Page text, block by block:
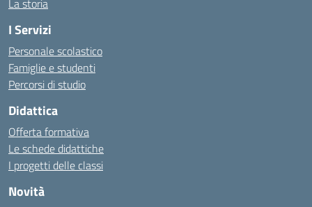
La storia
I Servizi
Personale scolastico
Famiglie e studenti
Percorsi di studio
Didattica
Offerta formativa
Le schede didattiche
I progetti delle classi
Novità